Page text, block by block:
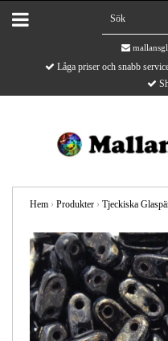
Låga priser och snabb
Hem › Produkter › Tjeckiska